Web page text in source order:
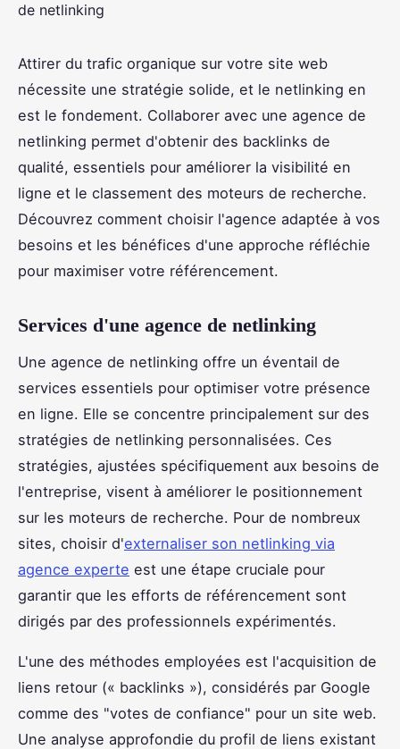
Attirer du trafic organique sur votre site web
nécessite une stratégie solide, et le netlinking en
est le fondement. Collaborer avec une agence de
netlinking permet d'obtenir des backlinks de
qualité, essentiels pour améliorer la visibilité en
ligne et le classement des moteurs de recherche.
Découvrez comment choisir l'agence adaptée à vos
besoins et les bénéfices d'une approche réfléchie
pour maximiser votre référencement.
Services d'une agence de netlinking
Une agence de netlinking offre un éventail de
services essentiels pour optimiser votre présence
en ligne. Elle se concentre principalement sur des
stratégies de netlinking personnalisées. Ces
stratégies, ajustées spécifiquement aux besoins de
l'entreprise, visent à améliorer le positionnement
sur les moteurs de recherche. Pour de nombreux
sites, choisir d'externaliser son netlinking via
agence experte est une étape cruciale pour
garantir que les efforts de référencement sont
dirigés par des professionnels expérimentés.
L'une des méthodes employées est l'acquisition de
liens retour (« backlinks »), considérés par Google
comme des "votes de confiance" pour un site web.
Une analyse approfondie du profil de liens existant